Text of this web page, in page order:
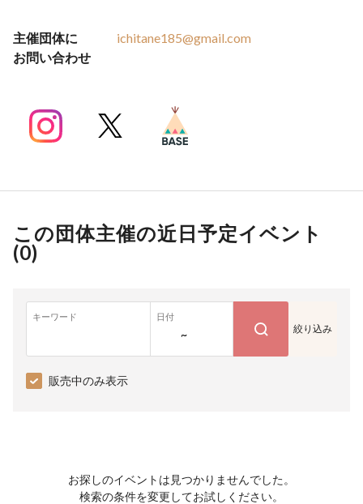
主催団体に
お問い合わせ
ichitane185@gmail.com
この団体主催の近日予定イベント
(0)
キーワード 日付
~ 絞り込み
販売中のみ表示
お探しのイベントは見つかりませんでした。
検索の条件を変更してお試しください。